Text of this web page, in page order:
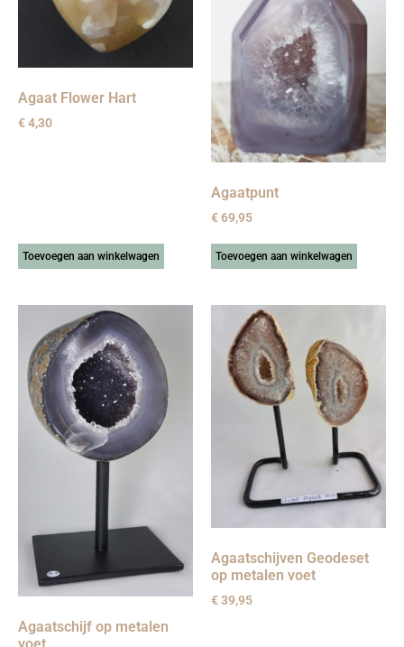
Agaat Flower Hart
€4,30
Toevoegen aan winkelwagen
Agaatpunt
€69,95
Toevoegen aan winkelwagen
Agaatschijf op metalen
voet
Agaatschijven Geodeset
op metalen voet
€39,95